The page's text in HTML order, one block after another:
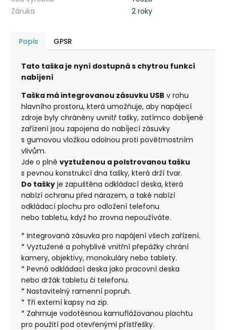
Záruka
2 roky
Popis GPSR
Tato taška je nyní dostupná s chytrou funkcí
nabíjení
Taška má integrovanou zásuvku USB v rohu
hlavního prostoru, která umožňuje, aby napájecí
zdroje byly chráněny uvnitř tašky, zatímco dobíjené
zařízení jsou zapojena do nabíjecí zásuvky
s gumovou vložkou odolnou proti povětrnostním
vlivům.
Jde o plněvyztuženou a polstrovanou tašku
s pevnou konstrukcí dna tašky, která drží tvar.
Do tašky je zapuštěna odkládací deska, která
nabízí ochranu před nárazem, a také nabízí
odkládací plochu pro odložení telefonu
nebo tabletu, když ho zrovna nepoužíváte.
* Integrovaná zásuvka pro napájení všech zařízení.
* Vyztužené a pohyblivé vnitřní přepážky chrání
kamery, objektivy, monokuláry nebo tablety.
* Pevná odkládací deska jako pracovní deska
nebo držák tabletu či telefonu.
* Nastavitelný ramenní popruh.
* Tři externí kapsy na zip.
* Zahrnuje vodotěsnou kamuflážovanou plachtu
pro použití pod otevřenými přístřešky.